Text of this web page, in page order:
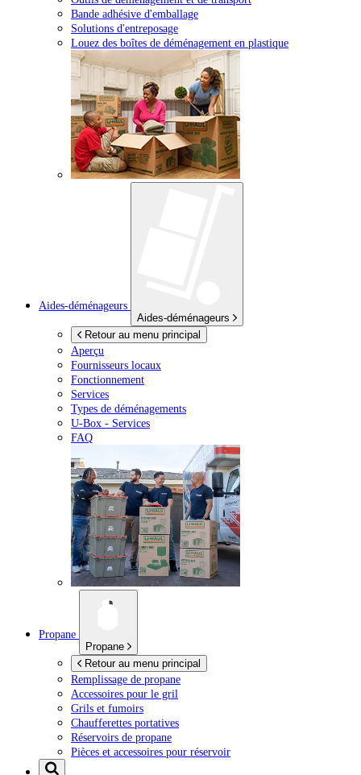
Bande adhésive d'emballage
Solutions d'entreposage
Louez des boîtes de déménagement en plastique
Aides-déménageurs
Aides-déménageurs
Retour au menu principal
Aperçu
Fournisseurs locaux
Fonctionnement
Services
Types de déménagements
U-Box - Services
FAQ
Propane
Propane
Retour au menu principal
Remplissage de propane
Accessoires pour le gril
Grils et fumoirs
Chaufferettes portatives
Réservoirs de propane
Pièces et accessoires pour réservoir